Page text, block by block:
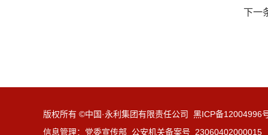
下一
版权所有 ©中国·永利集团有限责任公司 黑ICP备12004996
信息管理：党委宣传部 公安机关备案号 23060402000015